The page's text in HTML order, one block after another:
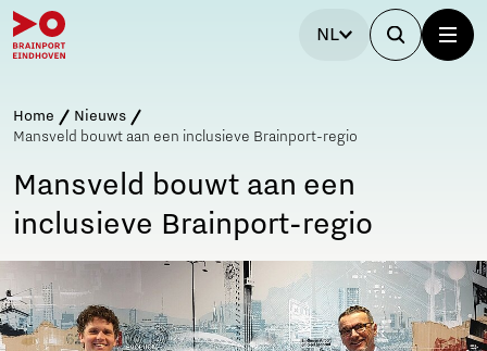
NL
Home
Nieuws
Mansveld bouwt aan een inclusieve Brainport-regio
Mansveld bouwt aan een
inclusieve Brainport-regio